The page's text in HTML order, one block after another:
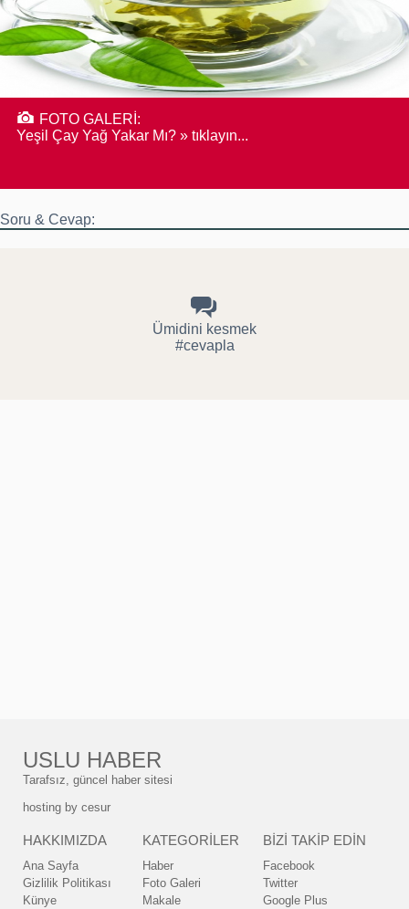
FOTO GALERİ:
Yeşil Çay Yağ Yakar Mı? » tıklayın...
Soru & Cevap:
Ümidini kesmek
#cevapla
USLU HABER
Tarafsız, güncel haber sitesi
hosting by cesur
HAKKIMIZDA
Ana Sayfa
Gizlilik Politikası
Künye
KATEGORİLER
Haber
Foto Galeri
Makale
BİZİ TAKİP EDİN
Facebook
Twitter
Google Plus